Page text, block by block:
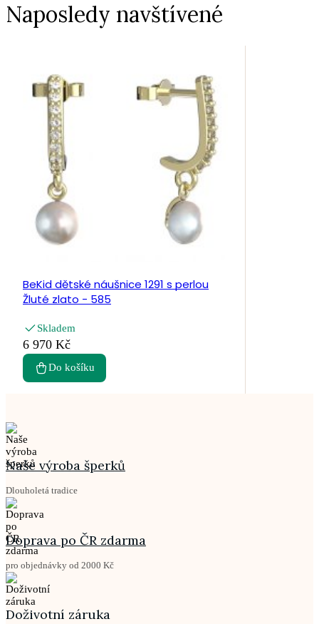
Naposledy navštívené
BeKid dětské náušnice 1291 s perlou
Žluté zlato - 585
Skladem
6 970 Kč
Do košíku
Naše výroba šperků
Dlouholetá tradice
Doprava po ČR zdarma
pro objednávky od 2000 Kč
Doživotní záruka